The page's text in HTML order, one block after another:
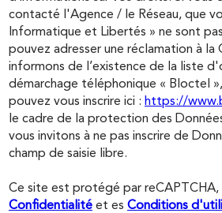
contacté l'Agence / le Réseau, que
Informatique et Libertés » ne sont
pouvez adresser une réclamation à la
informons de l’existence de la liste
démarchage téléphonique « Bloctel
pouvez vous inscrire ici : https://
le cadre de la protection des
vous invitons à ne pas inscrire de
champ de saisie libre.
Ce site est protégé par reCAPTCHA,
Confidentialité et es Conditions